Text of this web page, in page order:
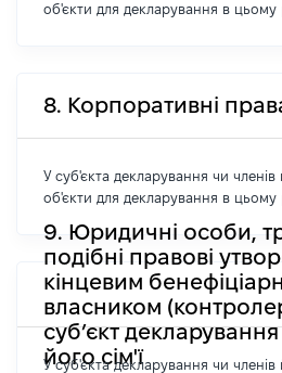
об'єкти для декларування в цьому
8. Корпоративні
У суб'єкта декларування чи членів
об'єкти для декларування в цьому
9. Юридичні особи,
подібні правові
кінцевим
власником
суб’єкт
його сім'ї
У суб'єкта декларування чи членів